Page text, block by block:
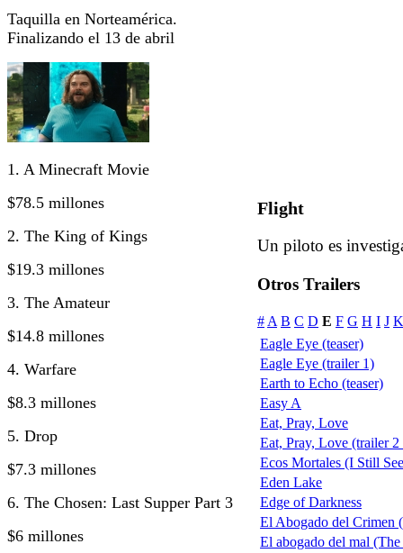
Taquilla en Norteamérica.
Finalizando el 13 de abril
1. A Minecraft Movie
$78.5 millones
2. The King of Kings
$19.3 millones
3. The Amateur
$14.8 millones
4. Warfare
$8.3 millones
5. Drop
$7.3 millones
6. The Chosen: Last Supper Part 3
$6 millones
Flight
Un piloto es
Otros Trailers
# A B C D E F G H I J K
Eagle Eye (teaser)
Eagle Eye (trailer 1)
Earth to Echo (teaser)
Easy A
Eat, Pray, Love
Eat, Pray, Love (trailer
Ecos Mortales (I Still
Eden Lake
Edge of Darkness
El Abogado del Crimen
El abogado del mal